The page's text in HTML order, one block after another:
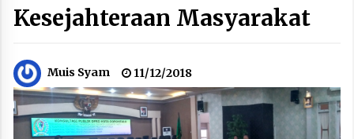
Kesejahteraan Masyarakat
Muis Syam 11/12/2018